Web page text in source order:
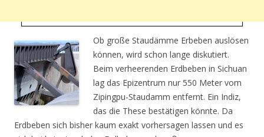
Ob große Staudämme Erbeben auslösen
können, wird schon lange diskutiert.
Beim verheerenden Erdbeben in Sichuan
lag das Epizentrum nur 550 Meter vom
Zipingpu-Staudamm entfernt. Ein Indiz,
das die These bestätigen könnte. Da
Erdbeben sich bisher kaum exakt vorhersagen lassen und es